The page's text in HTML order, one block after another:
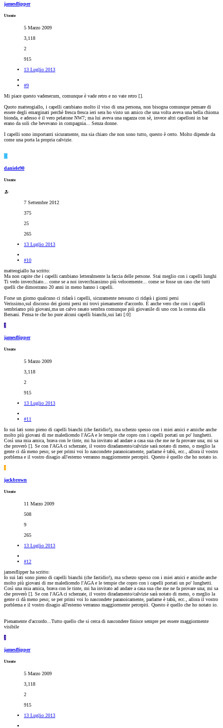
jamesflipper
Utente
5 Marzo 2009
3,118
2
915
13 Luglio 2013
#9
Mi piace questo vadenecum, comunque è vade retro e no vate retro [].
Quoto matteogiallo, i capelli cambiano molto il viso di una persona, non bisogna comunque pensare di
essere degli emarginati perchè fresca fresca ieri sera ho visto un amico che una volta aveva una bella chioma
bionda, e adesso è il vero pelatone NW7; ma lui aveva una ragazza con sè, invece altri capelloni in bar
erano da soli che bevevano in compagnia... Senza donne.
I capelli sono importanti sicuramente, ma sia chiaro che non sono tutto, questo è certo. Molto dipende da
come una porta la propria calvizie.
D
daniele90
Utente
7 Settembre 2012
375
25
265
13 Luglio 2013
#10
matteogiallo ha scritto:
Ma non capite che i capelli cambiano letteralmente la faccia delle persone. Stai meglio con i capelli lunghi
Ti vedo invecchiato... come se a noi invecchiassimo più velocemente... come se fosse un caso che tutti
quelli che dimostrano 20 anni in meno hanno i capelli.
Forse un giorno qualcuno ci ridarà i capelli, sicuramente nessuno ci ridarà i giorni persi
Verissimo,sul discorso dei giorni persi mi trovi pienamente d'accordo. È anche vero che con i capelli
sembriamo più giovani,ma un calvo rasato sembra comunque più giovanile di uno con la corona alla
Bersani. Pensa te che ho pure alcuni capelli bianchi,sui lati [:0]
J
jamesflipper
Utente
5 Marzo 2009
3,118
2
915
13 Luglio 2013
#11
Io sui lati sono pieno di capelli bianchi (che fastidio!), ma scherzo spesso con i miei amici e amiche anche
molto più giovani di me maledicendo l'AGA e le tempie che copro con i capelli portati un po' lunghetti.
Così una mia amica, brava con le tinte, mi ha invitato ad andare a casa sua che me ne fa provare una; mi sa
che proverò []. Se con l'AGA ci scherzate, il vostro diradamento/calvizie sarà notato di meno, o meglio la
gente ci dà meno peso; se per primi voi lo nascondete paranoicamente, parlarne è tabù, ecc., allora il vostro
porblema e il vostro disagio all'esterno verranno maggiormente percepiti. Questo è quello che ho notato io.
J
jackbrown
Utente
11 Marzo 2009
508
9
265
13 Luglio 2013
#12
jamesflipper ha scritto:
Io sui lati sono pieno di capelli bianchi (che fastidio!), ma scherzo spesso con i miei amici e amiche anche
molto più giovani di me maledicendo l'AGA e le tempie che copro con i capelli portati un po' lunghetti.
Così una mia amica, brava con le tinte, mi ha invitato ad andare a casa sua che me ne fa provare una; mi sa
che proverò []. Se con l'AGA ci scherzate, il vostro diradamento/calvizie sarà notato di meno, o meglio la
gente ci dà meno peso; se per primi voi lo nascondete paranoicamente, parlarne è tabù, ecc., allora il vostro
porblema e il vostro disagio all'esterno verranno maggiormente percepiti. Questo è quello che ho notato io.
Pienamente d'accordo...Tutto quello che si cerca di nascondere finisce sempre per essere maggiormente
visibile
J
jamesflipper
Utente
5 Marzo 2009
3,118
2
915
13 Luglio 2013